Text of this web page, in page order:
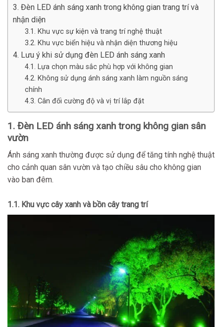
3. Đèn LED ánh sáng xanh trong không gian trang trí và
nhận diện
3.1. Khu vực sự kiện và trang trí nghệ thuật
3.2. Khu vực biển hiệu và nhận diện thương hiệu
4. Lưu ý khi sử dụng đèn LED ánh sáng xanh
4.1. Lựa chọn màu sắc phù hợp với không gian
4.2. Không sử dụng ánh sáng xanh làm nguồn sáng
chính
4.3. Cân đối cường độ và vị trí lắp đặt
1. Đèn LED ánh sáng xanh trong không gian sân
vườn
Ánh sáng xanh thường được sử dụng để tăng tính nghệ thuật
cho cảnh quan sân vườn và tạo chiều sâu cho không gian
vào ban đêm.
1.1. Khu vực cây xanh và bồn cây trang trí